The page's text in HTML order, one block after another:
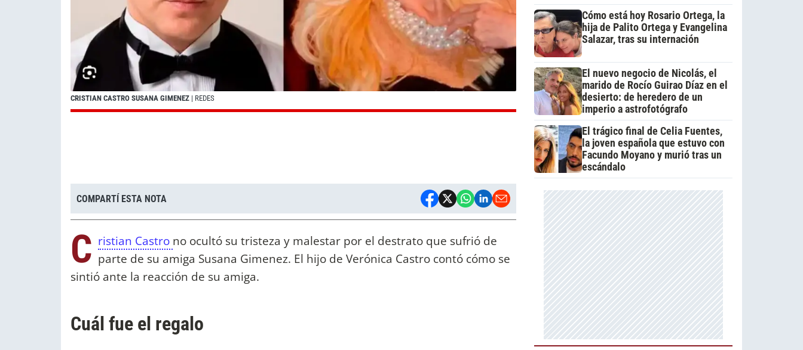
CRISTIAN CASTRO SUSANA GIMENEZ | REDES
COMPARTÍ ESTA NOTA
C ristian Castro no ocultó su tristeza y malestar por el destrato que sufrió de
parte de su amiga Susana Gimenez. El hijo de Verónica Castro contó cómo se
sintió ante la reacción de su amiga.
Cuál fue el regalo
Cómo está hoy Rosario Ortega, la
hija de Palito Ortega y Evangelina
Salazar, tras su internación
El nuevo negocio de Nicolás, el
marido de Rocío Guirao Díaz en el
desierto: de heredero de un
imperio a astrofotógrafo
El trágico final de Celia Fuentes,
la joven española que estuvo con
Facundo Moyano y murió tras un
escándalo